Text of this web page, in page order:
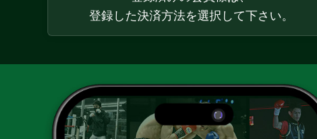
登録した決済方法を選択して下さい。